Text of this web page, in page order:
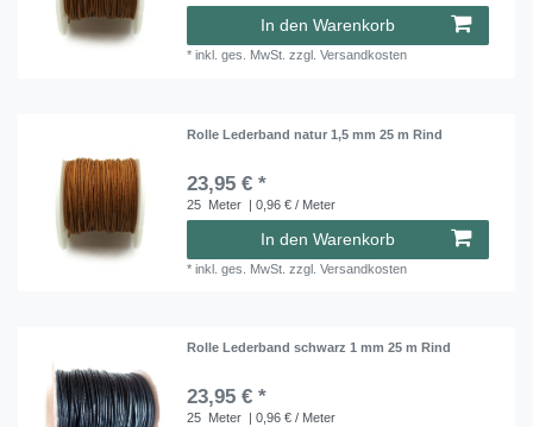
In den Warenkorb
*inkl. ges. MwSt. zzgl.Versandkosten
Rolle Lederband natur 1,5 mm 25 m Rind
23,95 € *
25 Meter | 0,96 € / Meter
In den Warenkorb
*inkl. ges. MwSt. zzgl.Versandkosten
Rolle Lederband schwarz 1 mm 25 m Rind
23,95 € *
25 Meter | 0,96 € / Meter